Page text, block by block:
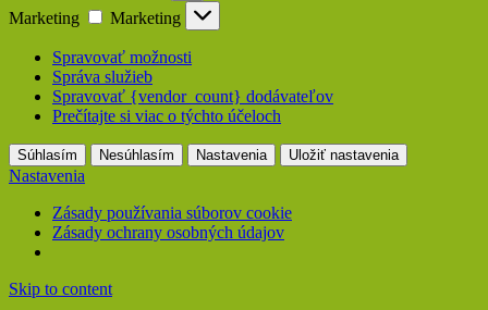
Marketing
Marketing
Spravovať možnosti
Správa služieb
Spravovať {vendor_count} dodávateľov
Prečítajte si viac o týchto účeloch
Súhlasím Nesúhlasím Nastavenia Uložiť nastavenia
Nastavenia
Zásady používania súborov cookie
Zásady ochrany osobných údajov
Skip to content